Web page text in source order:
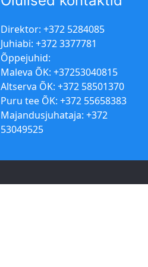
Direktor: +372 5284085
Juhiabi: +372 3377781
Õppejuhid:
Maleva ÕK: +37253040815
Altserva ÕK: +372 58501370
Puru tee ÕK: +372 55658383
Majandusjuhataja: +372
53049525